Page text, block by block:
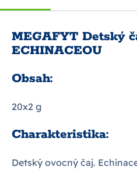
MEGAFYT Detský
ECHINACEOU
Obsah:
20x2 g
Charakteristika:
Detský ovocný čaj.